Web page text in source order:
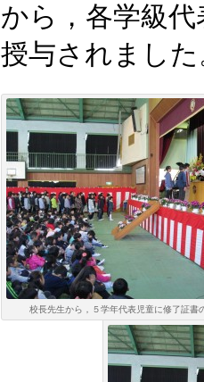
から，各学級
授与されまし
校長先生から，５学年代表児童に修了証書